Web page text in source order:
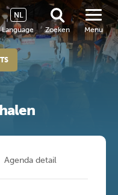
Language
NL
Zoeken
Menu
Agenda detail